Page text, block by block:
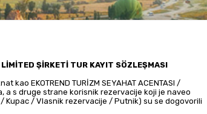
ŞİRKETİ TUR KAYIT SÖZLEŞMASI
a s druge strane korisnik rezervacije koji je naveo
/ Vlasnik rezervacije / Putnik) su se dogovorili